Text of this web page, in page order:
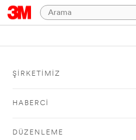
ŞIRKETIMIZ
HABERCI
DÜZENLEME